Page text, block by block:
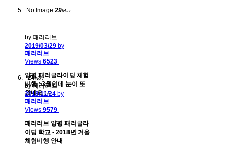
No Image 29Mar
by 패러러브
2019/03/29 by
패러러브
Views 6523
양평 패러글라이딩 체험
비행 : 3월인데 눈이 또
왔네요 :->
24Nov
by 패러러브
2018/11/24 by
패러러브
Views 9579
패러러브 양평 패러글라
이딩 학교 - 2018년 겨울
체험비행 안내